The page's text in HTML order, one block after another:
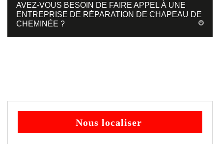
AVEZ-VOUS BESOIN DE FAIRE APPEL À UNE
ENTREPRISE DE RÉPARATION DE CHAPEAU DE
CHEMINÉE ?
Nous localiser